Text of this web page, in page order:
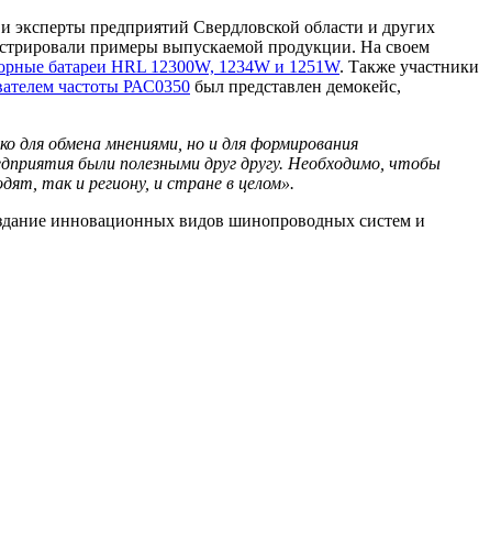
эксперты предприятий Свердловской области и других
примеры выпускаемой продукции. На своем
батареи HRL 12300W, 1234W и 1251W. Также участники
частоты РАС0350 был представлен демокейс,
для обмена мнениями, но и для формирования
были полезными друг другу. Необходимо, чтобы
так и региону, и стране в целом».
инновационных видов шинопроводных систем и